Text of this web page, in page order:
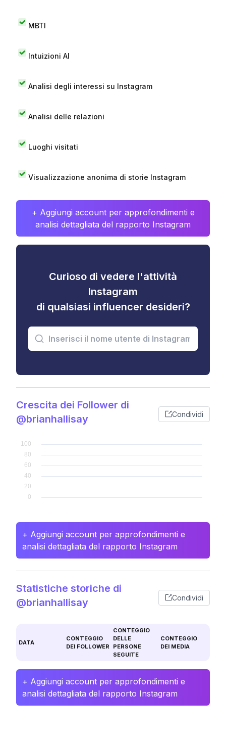
MBTI
Intuizioni AI
Analisi degli interessi su Instagram
Analisi delle relazioni
Luoghi visitati
Visualizzazione anonima di storie Instagram
+ Aggiungi account per approfondimenti e
analisi dettagliata del rapporto Instagram
Curioso di vedere l'attività
Instagram
di qualsiasi influencer desideri?
Crescita dei Follower di
@brianhallisay
Condividi
+ Aggiungi account per approfondimenti e
analisi dettagliata del rapporto Instagram
Statistiche storiche di
@brianhallisay
Condividi
DATA
CONTEGGIO
DEI FOLLOWER
CONTEGGIO
DELLE
PERSONE
SEGUITE
CONTEGGIO
DEI MEDIA
+ Aggiungi account per approfondimenti e
analisi dettagliata del rapporto Instagram